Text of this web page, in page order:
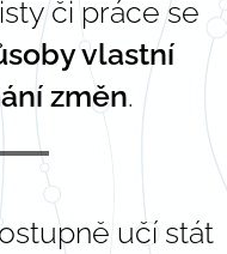
či práce se
vlastní
změn.
učí stát